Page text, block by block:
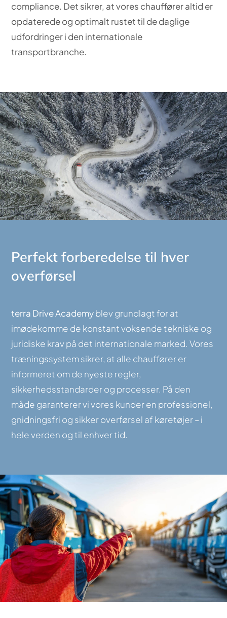
compliance. Det sikrer, at vores chauffører altid er
opdaterede og optimalt rustet til de daglige
udfordringer i den internationale
transportbranche.
Perfekt forberedelse til hver
overførsel
terra Drive Academyblev grundlagt for at
imødekomme de konstant voksende tekniske og
juridiske krav på det internationale marked. Vores
træningssystem sikrer, at alle chauffører er
informeret om de nyeste regler,
sikkerhedsstandarder og processer. På den
måde garanterer vi vores kunder en professionel,
gnidningsfri og sikker overførsel af køretøjer – i
hele verden og til enhver tid.